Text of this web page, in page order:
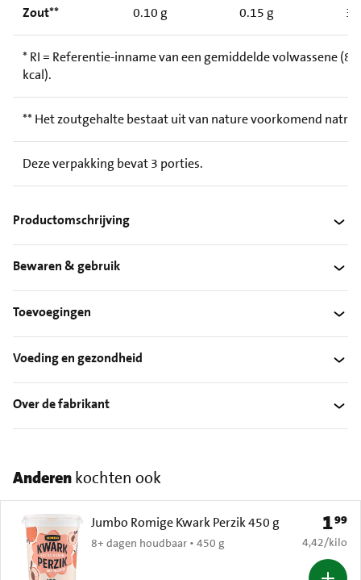
Zout** 0.10 g 0.15 g
* RI = Referentie-inname van een gemiddelde volwassene
kcal).
** Het zoutgehalte bestaat uit van nature voorkomend
Deze verpakking bevat 3 porties.
Productomschrijving
Bewaren & gebruik
Toevoegingen
Voeding en gezondheid
Over de fabrikant
Anderenkochten ook
Jumbo Romige Kwark Perzik 450 g
8+ dagen houdbaar • 450 g
Prijs:
199
€ 4,42 per
4,42/kilo